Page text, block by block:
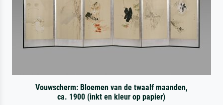
Vouwscherm: Bloemen van de twaalf maanden,
ca. 1900 (inkt en kleur op papier)